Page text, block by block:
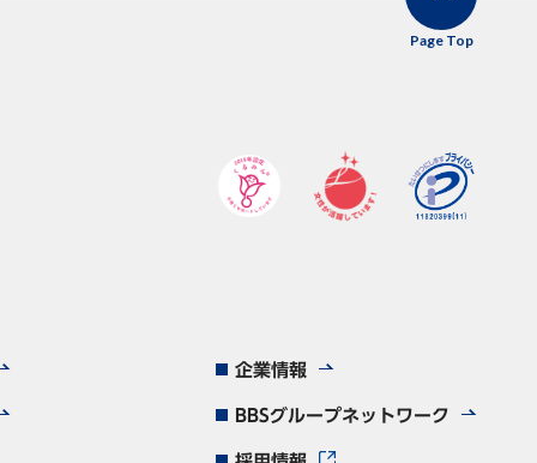
企業情報
BBSグループネットワーク
Page Top